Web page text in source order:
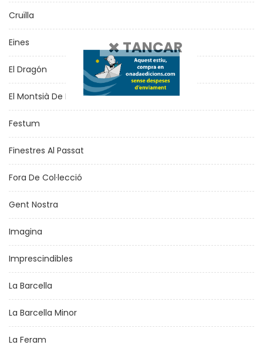
Cruïlla
Eines
El Dragón
El Montsià De Bàrbara I Jaume
Festum
Finestres Al Passat
Fora De Col·lecció
Gent Nostra
Imagina
Imprescindibles
La Barcella
La Barcella Minor
La Feram
TANCAR